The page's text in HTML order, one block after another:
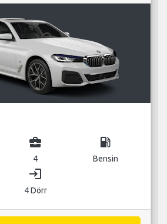
business_center
4
local_gas_station
Bensin
login
4 Dörr